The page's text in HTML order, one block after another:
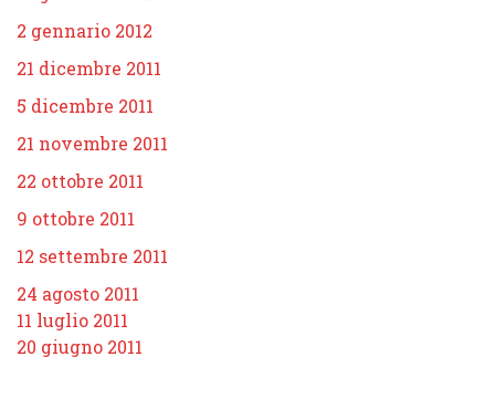
2 gennario 2012
21 dicembre 2011
5 dicembre 2011
21 novembre 2011
22 ottobre 2011
9 ottobre 2011
12 settembre 2011
24 agosto 2011
11 luglio 2011
20 giugno 2011